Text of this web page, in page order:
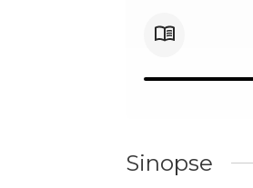
Sinopse